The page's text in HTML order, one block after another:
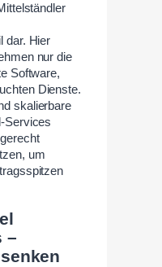
dar. Hier
nur die
Software,
Dienste.
skalierbare
Services
um
–